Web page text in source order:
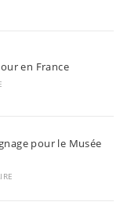
en France
pour le Musée